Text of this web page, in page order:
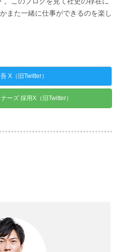
また一緒に仕事ができるのを楽し
X（旧Twitter）
ーズ 採用X（旧Twitter）